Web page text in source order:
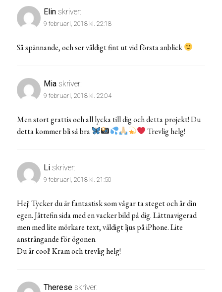
Elin skriver:
9 februari, 2018 kl. 22:18
Så spännande, och ser väldigt fint ut vid första anblick
Mia skriver:
9 februari, 2018 kl. 22:04
Men stort grattis och all lycka till dig och detta projekt! Du
detta kommer bli så bra
Trevlig helg!
Li skriver:
9 februari, 2018 kl. 21:50
Hej! Tycker du är fantastisk som vågar ta steget och är din
egen. Jättefin sida med en vacker bild på dig. Lättnavigerad
men med lite mörkare text, väldigt ljus på iPhone. Lite
ansträngande för ögonen.
Du är cool! Kram och trevlig helg!
Therese skriver: